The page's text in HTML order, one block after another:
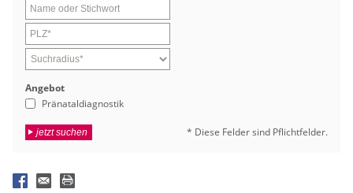
An­ge­bot
Pränataldiagnostik
jetzt suchen * Diese Fel­der sind Pflicht­fel­der.